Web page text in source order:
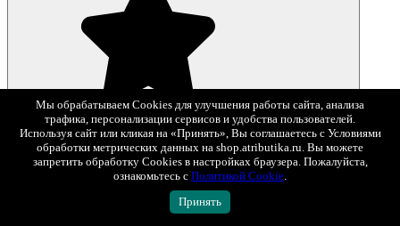
В избранное
2 490 ₽
Бейсболка Спартак мягкая
Мы обрабатываем Cookies для улучшения работы сайта, анализа
трафика, персонализации сервисов и удобства пользователей.
Используя сайт или кликая на «Принять», Вы соглашаетесь с Условиями
обработки метрических данных на shop.atributika.ru. Вы можете
запретить обработку Cookies в настройках браузера. Пожалуйста,
ознакомьтесь с Политикой Cookie.
Принять